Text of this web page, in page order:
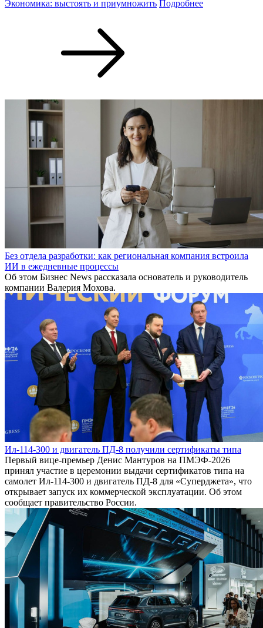
Экономика: выстоять и приумножить Подробнее
Без отдела разработки: как региональная компания встроила
ИИ в ежедневные процессы
Об этом Бизнес News рассказала основатель и руководитель
компании Валерия Мохова.
Ил-114-300 и двигатель ПД-8 получили сертификаты типа
Первый вице-премьер Денис Мантуров на ПМЭФ-2026
принял участие в церемонии выдачи сертификатов типа на
самолет Ил-114-300 и двигатель ПД-8 для «Суперджета», что
открывает запуск их коммерческой эксплуатации. Об этом
сообщает правительство России.